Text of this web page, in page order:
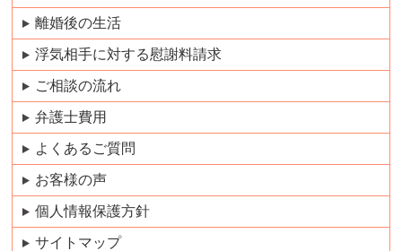
離婚後の生活
浮気相手に対する慰謝料請求
ご相談の流れ
弁護士費用
よくあるご質問
お客様の声
個人情報保護方針
サイトマップ